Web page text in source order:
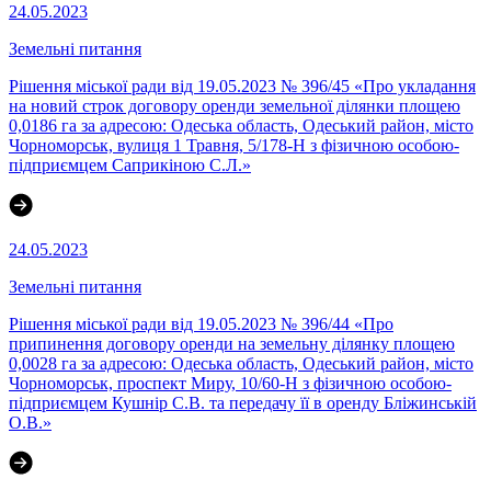
24.05.2023
Земельні питання
Рішення міської ради від 19.05.2023 № 396/45 «Про укладання
на новий строк договору оренди земельної ділянки площею
0,0186 га за адресою: Одеська область, Одеський район, місто
Чорноморськ, вулиця 1 Травня, 5/178-Н з фізичною особою-
підприємцем Саприкіною С.Л.»
24.05.2023
Земельні питання
Рішення міської ради від 19.05.2023 № 396/44 «Про
припинення договору оренди на земельну ділянку площею
0,0028 га за адресою: Одеська область, Одеський район, місто
Чорноморськ, проспект Миру, 10/60-Н з фізичною особою-
підприємцем Кушнір С.В. та передачу її в оренду Бліжинській
О.В.»